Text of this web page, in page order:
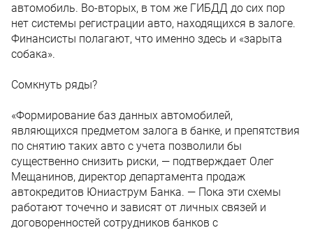
автомобиль. Во-вторых, в том же ГИБДД до сих пор
нет системы регистрации авто, находящихся в залоге.
Финансисты полагают, что именно здесь и «зарыта
собака».
Сомкнуть ряды?
«Формирование баз данных автомобилей,
являющихся предметом залога в банке, и препятствия
по снятию таких авто с учета позволили бы
существенно снизить риски, — подтверждает Олег
Мещанинов, директор департамента продаж
автокредитов Юниаструм Банка. — Пока эти схемы
работают точечно и зависят от личных связей и
договоренностей сотрудников банков с